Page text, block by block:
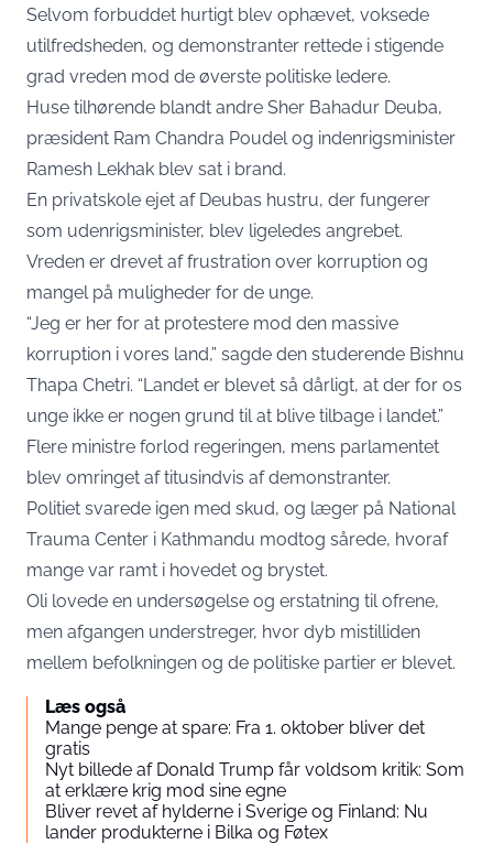
Selvom forbuddet hurtigt blev ophævet, voksede
utilfredsheden, og demonstranter rettede i stigende
grad vreden mod de øverste politiske ledere.
Huse tilhørende blandt andre Sher Bahadur Deuba,
præsident Ram Chandra Poudel og indenrigsminister
Ramesh Lekhak blev sat i brand.
En privatskole ejet af Deubas hustru, der fungerer
som udenrigsminister, blev ligeledes angrebet.
Vreden er drevet af frustration over korruption og
mangel på muligheder for de unge.
“Jeg er her for at protestere mod den massive
korruption i vores land,” sagde den studerende Bishnu
Thapa Chetri. “Landet er blevet så dårligt, at der for os
unge ikke er nogen grund til at blive tilbage i landet.”
Flere ministre forlod regeringen, mens parlamentet
blev omringet af titusindvis af demonstranter.
Politiet svarede igen med skud, og læger på National
Trauma Center i Kathmandu modtog sårede, hvoraf
mange var ramt i hovedet og brystet.
Oli lovede en undersøgelse og erstatning til ofrene,
men afgangen understreger, hvor dyb mistilliden
mellem befolkningen og de politiske partier er blevet.
Læs også
Mange penge at spare: Fra 1. oktober bliver det
gratis
Nyt billede af Donald Trump får voldsom kritik: Som
at erklære krig mod sine egne
Bliver revet af hylderne i Sverige og Finland: Nu
lander produkterne i Bilka og Føtex